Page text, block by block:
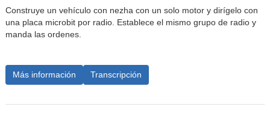
Construye un vehículo con nezha con un solo motor y dirígelo con
una placa microbit por radio. Establece el mismo grupo de radio y
manda las ordenes.
Más información Transcripción